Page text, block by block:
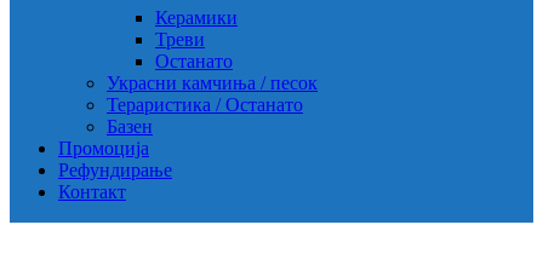
Керамики
Треви
Останато
Украсни камчиња / песок
Тераристика / Останато
Базен
Промоција
Рефундирање
Контакт